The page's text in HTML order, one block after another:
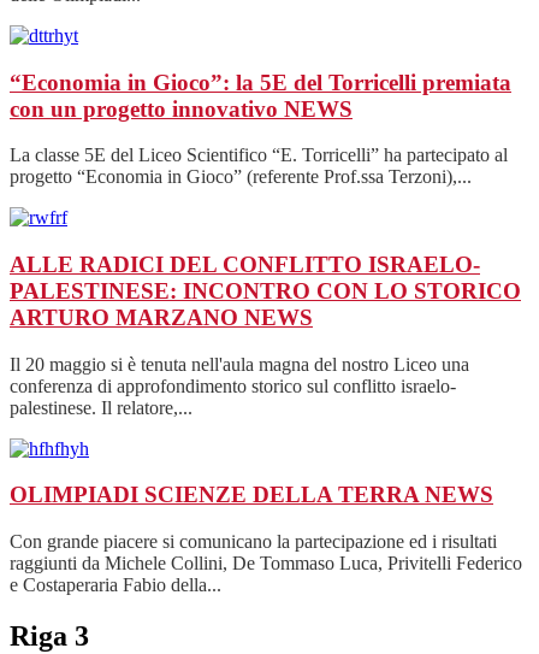
“Economia in Gioco”: la 5E del Torricelli premiata
con un progetto innovativo NEWS
La classe 5E del Liceo Scientifico “E. Torricelli” ha partecipato al
progetto “Economia in Gioco” (referente Prof.ssa Terzoni),...
ALLE RADICI DEL CONFLITTO ISRAELO-
PALESTINESE: INCONTRO CON LO STORICO
ARTURO MARZANO NEWS
Il 20 maggio si è tenuta nell'aula magna del nostro Liceo una
conferenza di approfondimento storico sul conflitto israelo-
palestinese. Il relatore,...
OLIMPIADI SCIENZE DELLA TERRANEWS
Con grande piacere si comunicano la partecipazione ed i risultati
raggiunti da Michele Collini, De Tommaso Luca, Privitelli Federico
e Costaperaria Fabio della...
Riga 3